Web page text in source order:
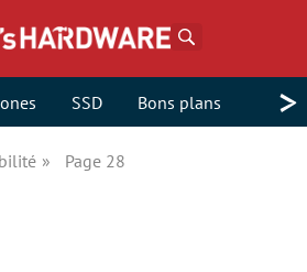
SSD Bons plans >
Page 28